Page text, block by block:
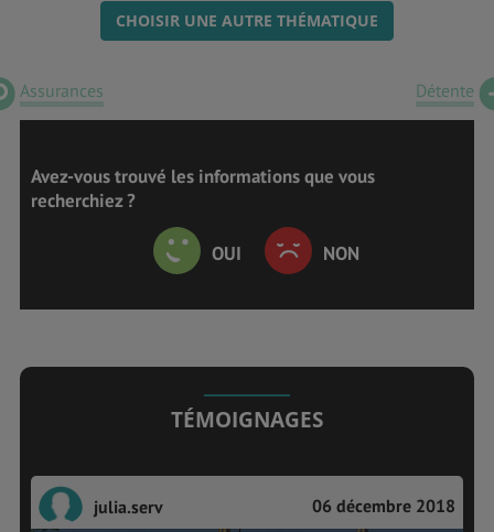
CHOISIR UNE AUTRE THÉMATIQUE
Assurances Détente
Avez-vous trouvé les informations que vous
recherchiez ?
OUI NON
TÉMOIGNAGES
julia.serv 06 décembre 2018